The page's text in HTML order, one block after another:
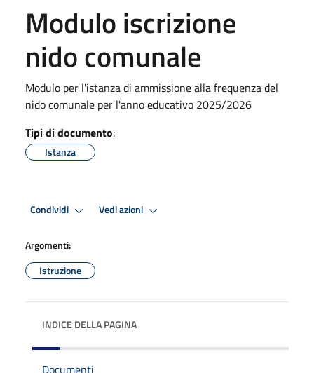
Modulo iscrizione
nido comunale
Modulo per l'istanza di ammissione alla frequenza del
nido comunale per l'anno educativo 2025/2026
Tipi di documento:
Istanza
Condividi Vedi azioni
Argomenti:
Istruzione
INDICE DELLA PAGINA
Documenti